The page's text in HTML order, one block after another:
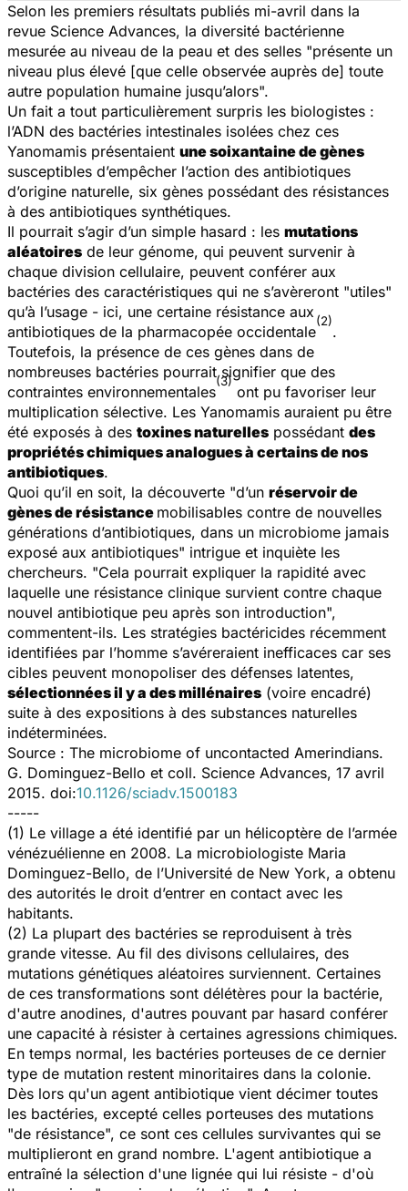
Selon les premiers résultats publiés mi-avril dans la
revue Science Advances, la diversité bactérienne
mesurée au niveau de la peau et des selles "présente un
niveau plus élevé [que celle observée auprès de] toute
autre population humaine jusqu’alors".
Un fait a tout particulièrement surpris les biologistes :
l’ADN des bactéries intestinales isolées chez ces
Yanomamis présentaient une soixantaine de gènes
susceptibles d’empêcher l’action des antibiotiques
d’origine naturelle, six gènes possédant des résistances
à des antibiotiques synthétiques.
Il pourrait s’agir d’un simple hasard : les mutations
aléatoires de leur génome, qui peuvent survenir à
chaque division cellulaire, peuvent conférer aux
bactéries des caractéristiques qui ne s’avèreront "utiles"
qu’à l’usage - ici, une certaine résistance aux
antibiotiques de la pharmacopée occidentale
(2)
.
Toutefois, la présence de ces gènes dans de
nombreuses bactéries pourrait signifier que des
contraintes environnementales
(3)
ont pu favoriser leur
multiplication sélective. Les Yanomamis auraient pu être
été exposés à des toxines naturelles possédant des
propriétés chimiques analogues à certains de nos
antibiotiques.
Quoi qu’il en soit, la découverte "d’un réservoir de
gènes de résistance mobilisables contre de nouvelles
générations d’antibiotiques, dans un microbiome jamais
exposé aux antibiotiques" intrigue et inquiète les
chercheurs. "Cela pourrait expliquer la rapidité avec
laquelle une résistance clinique survient contre chaque
nouvel antibiotique peu après son introduction",
commentent-ils. Les stratégies bactéricides récemment
identifiées par l’homme s’avéreraient inefficaces car ses
cibles peuvent monopoliser des défenses latentes,
sélectionnées il y a des millénaires (voire encadré)
suite à des expositions à des substances naturelles
indéterminées.
Source : The microbiome of uncontacted Amerindians.
G. Dominguez-Bello et coll. Science Advances, 17 avril
2015. doi:10.1126/sciadv.1500183
-----
(1) Le village a été identifié par un hélicoptère de l’armée
vénézuélienne en 2008. La microbiologiste Maria
Dominguez-Bello, de l’Université de New York, a obtenu
des autorités le droit d’entrer en contact avec les
habitants.
(2) La plupart des bactéries se reproduisent à très
grande vitesse. Au fil des divisons cellulaires, des
mutations génétiques aléatoires surviennent. Certaines
de ces transformations sont délétères pour la bactérie,
d'autre anodines, d'autres pouvant par hasard conférer
une capacité à résister à certaines agressions chimiques.
En temps normal, les bactéries porteuses de ce dernier
type de mutation restent minoritaires dans la colonie.
Dès lors qu'un agent antibiotique vient décimer toutes
les bactéries, excepté celles porteuses des mutations
"de résistance", ce sont ces cellules survivantes qui se
multiplieront en grand nombre. L'agent antibiotique a
entraîné la sélection d'une lignée qui lui résiste - d'où